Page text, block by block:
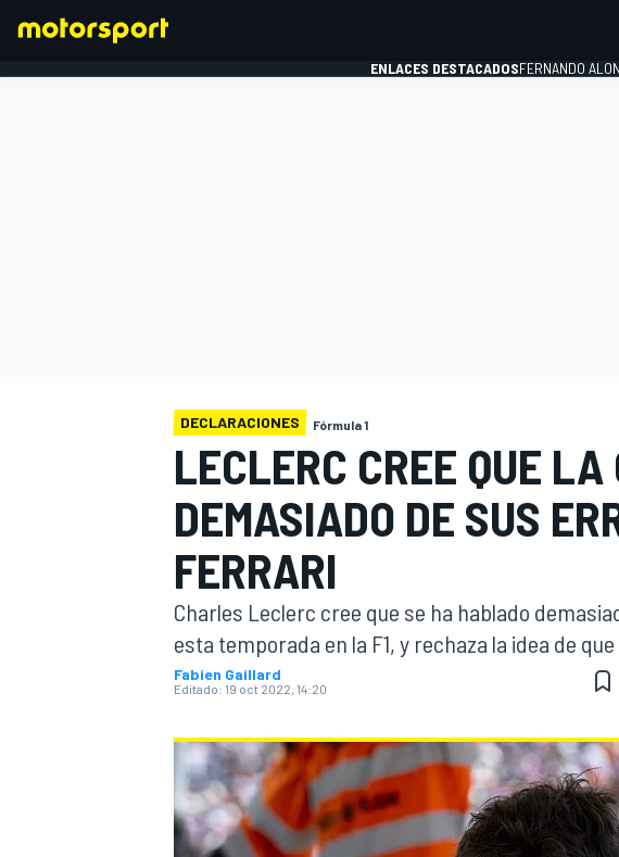
ENLACES DESTACADOSFERNANDO
DECLARACIONES Fórmula 1
LECLERC CREE QUE
DEMASIADO DE SUS
FERRARI
Charles Leclerc cree que se ha hablado
esta temporada en la F1, y rechaza la idea de
Fabien Gaillard
Editado: 19 oct 2022, 14:20